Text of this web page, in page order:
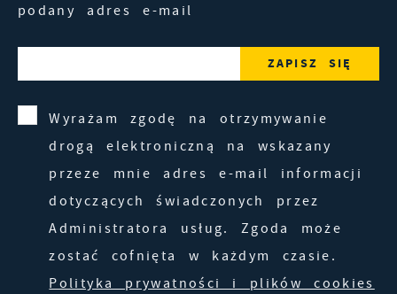
podany adres e-mail
Wyrażam zgodę na otrzymywanie
drogą elektroniczną na wskazany
przeze mnie adres e-mail informacji
dotyczących świadczonych przez
Administratora usług. Zgoda może
zostać cofnięta w każdym czasie.
Polityka prywatności i plików cookies